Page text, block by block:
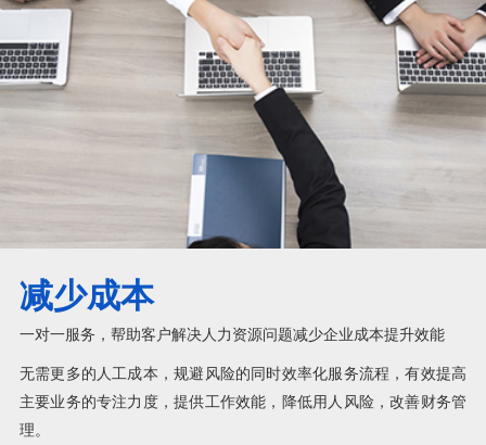
减少成本
一对一服务，帮助客户解决人力资源问题减少企业成本提升效能
无需更多的人工成本，规避风险的同时效率化服务流程，有效提高
主要业务的专注力度，提供工作效能，降低用人风险，改善财务管
理。